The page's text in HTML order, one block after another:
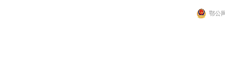
鄂公